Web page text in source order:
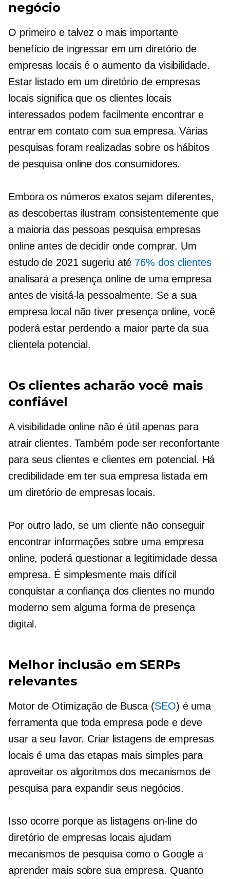
negócio
O primeiro e talvez o mais importante
benefício de ingressar em um diretório de
empresas locais é o aumento da visibilidade.
Estar listado em um diretório de empresas
locais significa que os clientes locais
interessados ​​​​podem facilmente encontrar e
entrar em contato com sua empresa. Várias
pesquisas foram realizadas sobre os hábitos
de pesquisa online dos consumidores.
Embora os números exatos sejam diferentes,
as descobertas ilustram consistentemente que
a maioria das pessoas pesquisa empresas
online antes de decidir onde comprar. Um
estudo de 2021 sugeriu até 76% dos clientes
analisará a presença online de uma empresa
antes de visitá-la pessoalmente. Se a sua
empresa local não tiver presença online, você
poderá estar perdendo a maior parte da sua
clientela potencial.
Os clientes acharão você mais
confiável
A visibilidade online não é útil apenas para
atrair clientes. Também pode ser reconfortante
para seus clientes e clientes em potencial. Há
credibilidade em ter sua empresa listada em
um diretório de empresas locais.
Por outro lado, se um cliente não conseguir
encontrar informações sobre uma empresa
online, poderá questionar a legitimidade dessa
empresa. É simplesmente mais difícil
conquistar a confiança dos clientes no mundo
moderno sem alguma forma de presença
digital.
Melhor inclusão em SERPs
relevantes
Motor de Otimização de Busca (SEO) é uma
ferramenta que toda empresa pode e deve
usar a seu favor. Criar listagens de empresas
locais é uma das etapas mais simples para
aproveitar os algoritmos dos mecanismos de
pesquisa para expandir seus negócios.
Isso ocorre porque as listagens on-line do
diretório de empresas locais ajudam
mecanismos de pesquisa como o Google a
aprender mais sobre sua empresa. Quanto